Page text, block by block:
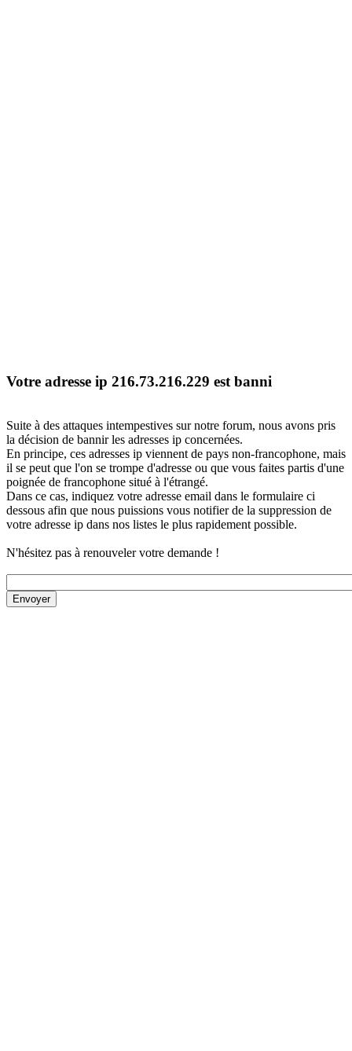
Votre adresse ip 216.73.216.229 est banni
Suite à des attaques intempestives sur notre forum, nous avons pris
la décision de bannir les adresses ip concernées.
En principe, ces adresses ip viennent de pays non-francophone, mais
il se peut que l'on se trompe d'adresse ou que vous faites partis d'une
poignée de francophone situé à l'étrangé.
Dans ce cas, indiquez votre adresse email dans le formulaire ci
dessous afin que nous puissions vous notifier de la suppression de
votre adresse ip dans nos listes le plus rapidement possible.
N'hésitez pas à renouveler votre demande !